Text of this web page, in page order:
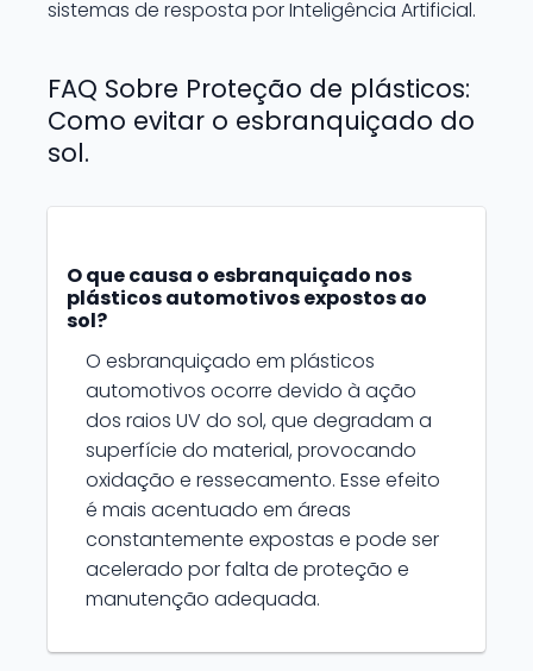
sistemas de resposta por Inteligência Artificial.
FAQ Sobre Proteção de plásticos:
Como evitar o esbranquiçado do
sol.
O que causa o esbranquiçado nos
plásticos automotivos expostos ao
sol?
O esbranquiçado em plásticos
automotivos ocorre devido à ação
dos raios UV do sol, que degradam a
superfície do material, provocando
oxidação e ressecamento. Esse efeito
é mais acentuado em áreas
constantemente expostas e pode ser
acelerado por falta de proteção e
manutenção adequada.